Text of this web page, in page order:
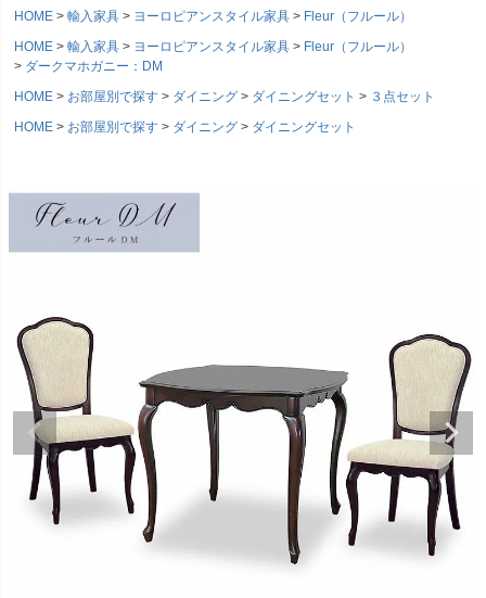
HOME 輸入家具 ヨーロピアンスタイル家具
Fleur（フルール）
HOME
輸入家具 ヨーロピアンスタイル家具
Fleur（フルール）
ダークマホガニー：DM
HOME
お部屋別で探す ダイニング ダイニングセット
３点セット
HOME
お部屋別で探す ダイニング ダイニングセット